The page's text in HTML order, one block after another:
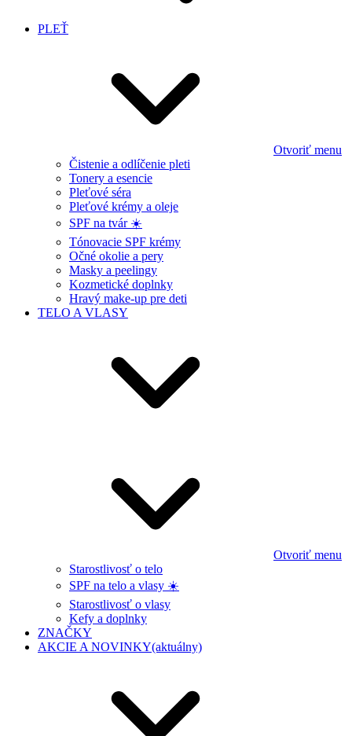
PLEŤ
Otvoriť menu
Čistenie a odlíčenie pleti
Tonery a esencie
Pleťové séra
Pleťové krémy a oleje
SPF na tvár ☀️
Tónovacie SPF krémy
Očné okolie a pery
Masky a peelingy
Kozmetické doplnky
Hravý make-up pre deti
TELO A VLASY
Otvoriť menu
Starostlivosť o telo
SPF na telo a vlasy ☀️
Starostlivosť o vlasy
Kefy a doplnky
ZNAČKY
AKCIE A NOVINKY(aktuálny)